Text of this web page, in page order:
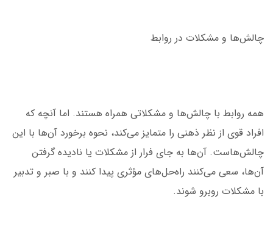
چالش‌ها و مشکلات در روابط
همه روابط با چالش‌ها و مشکلاتی همراه هستند. اما آنچه که
افراد قوی از نظر ذهنی را متمایز می‌کند، نحوه برخورد آن‌ها با این
چالش‌هاست. آن‌ها به جای فرار از مشکلات یا نادیده گرفتن
آن‌ها، سعی می‌کنند راه‌حل‌های مؤثری پیدا کنند و با صبر و تدبیر
با مشکلات روبرو شوند.